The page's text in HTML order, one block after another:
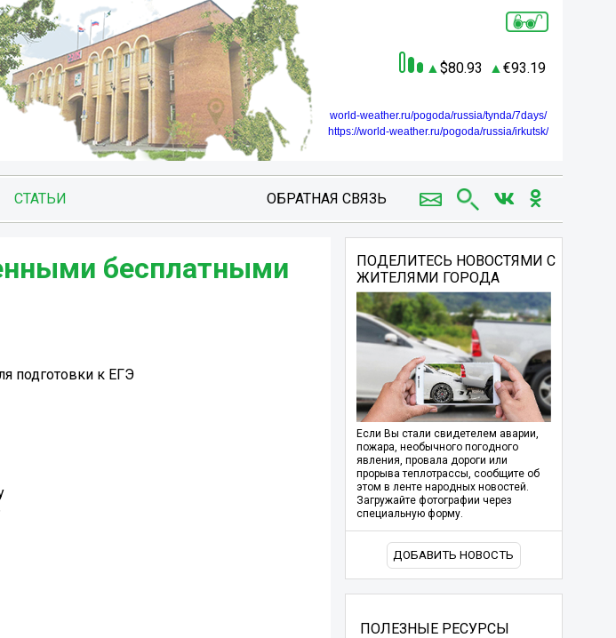
80.93 93.19
world-weather.ru/pogoda/russia/tynda/7days/
https://world-weather.ru/pogoda/russia/irkutsk/
СТАТЬИ ОБРАТНАЯ СВЯЗЬ
бесплатными
подготовки к ЕГЭ
ПОДЕЛИТЕСЬ НОВОСТЯМИ С
ЖИТЕЛЯМИ ГОРОДА
Если Вы стали свидетелем аварии,
пожара, необычного погодного
явления, провала дороги или
прорыва теплотрассы, сообщите об
этом в ленте народных новостей.
Загружайте фотографии через
специальную форму.
ДОБАВИТЬ НОВОСТЬ
ПОЛЕЗНЫЕ РЕСУРСЫ